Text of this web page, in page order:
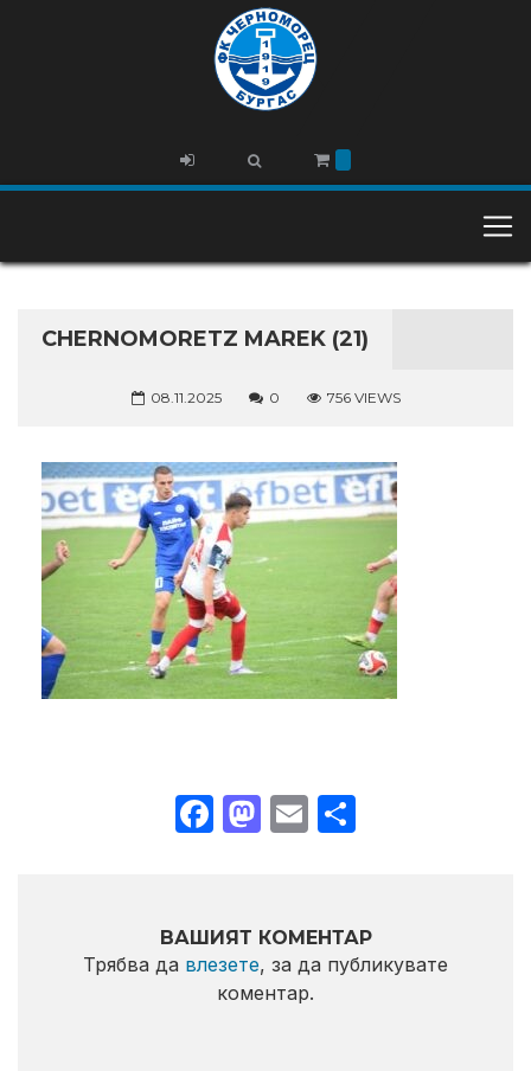
CHERNOMORETZ MAREK (21)
08.11.2025 0 756 VIEWS
Facebook
Mastodon
Email
ВАШИЯТ КОМЕНТАР
Трябва да влезете, за да публикувате
коментар.